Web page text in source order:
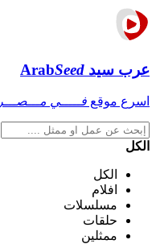
عرب سيد ArabSeed
اسرع موقع فـــــي مـــصـــر
الكل
الكل
افلام
مسلسلات
حلقات
ممثلين